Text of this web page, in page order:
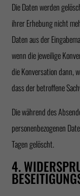
Die Daten werden
ihrer Erhebung nicht
Daten aus der
wenn die jeweilige
die Konversation dann,
dass der betroffene
Die während des
personenbezogenen
Tagen gelöscht.
4.